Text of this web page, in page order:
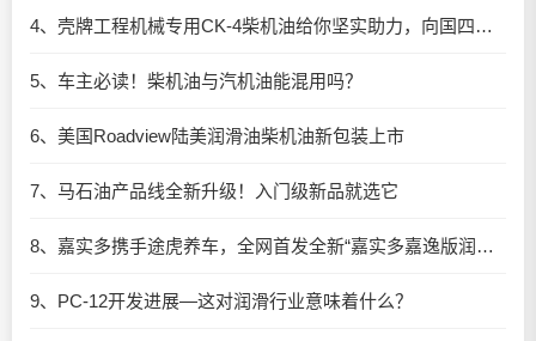
4、壳牌工程机械专用CK-4柴机油给你坚实助力，向国四时代迈进！
5、车主必读！柴机油与汽机油能混用吗？
6、美国Roadview陆美润滑油柴机油新包装上市
7、马石油产品线全新升级！入门级新品就选它
8、嘉实多携手途虎养车，全网首发全新“嘉实多嘉逸版润滑油”
9、PC-12开发进展—这对润滑行业意味着什么？